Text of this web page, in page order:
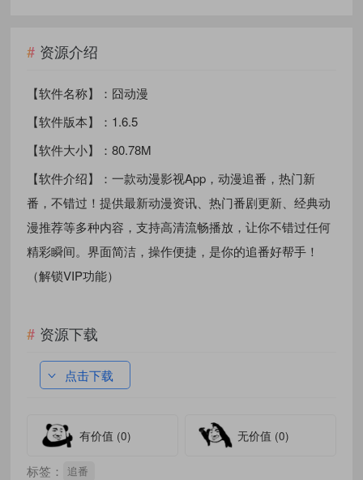
资源介绍
【软件名称】：囧动漫
【软件版本】：1.6.5
【软件大小】：80.78M
【软件介绍】：一款动漫影视App，动漫追番，热门新
番，不错过！提供最新动漫资讯、热门番剧更新、经典动
漫推荐等多种内容，支持高清流畅播放，让你不错过任何
精彩瞬间。界面简洁，操作便捷，是你的追番好帮手！
（解锁VIP功能）
资源下载
点击下载
有价值 (0) 无价值 (0)
标签： 追番